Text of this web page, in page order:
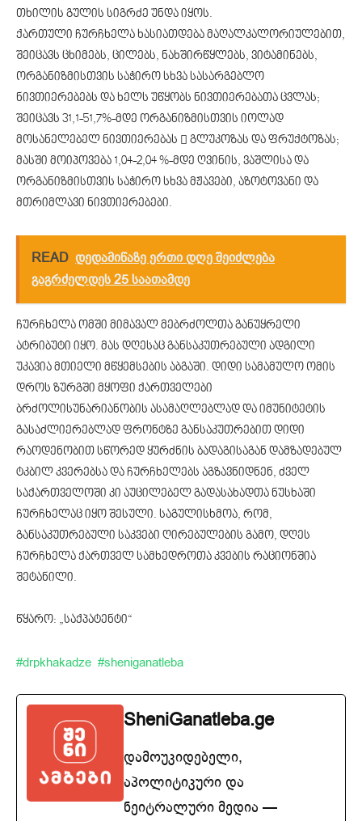
თხილის გულის სიგრძე უნდა იყოს.
ქართული ჩურჩხელა ხასიათდება მაღალკალორიულებით,
შეიცავს ცხიმებს, ცილებს, ნახშირწყლებს, ვიტამინებს,
ორგანიზმისთვის საჭირო სხვა სასარგებლო
ნივთიერებებს და ხელს უწყობს ნივთიერებათა ცვლას;
შეიცავს 31,1-51,7%-მდე ორგანიზმისთვის იოლად
მოსანელებელ ნივთიერებას  გლუკოზას და ფრუქტოზას;
მასში მოიპოვება 1,04-2,04 %-მდე ღვინის, ვაშლისა და
ორგანიზმისთვის საჭირო სხვა მჟავები, აზოტოვანი და
მთრიმლავი ნივთიერებები.
READ დედამიწაზე ერთი დღე შეიძლება
გაგრძელდეს 25 საათამდე
ჩურჩხელა ომში მიმავალ მებრძოლთა განუყრელი
ატრიბუტი იყო. მას დღესაც განსაკუთრებული ადგილი
უკავია მთიელი მწყემსების აბგაში. დიდი სამამულო ომის
დროს ზურგში მყოფი ქართველები
ბრძოლისუნარიანობის ასამაღლებლად და იმუნიტეტის
გასაძლიერებლად ფრონტზე განსაკუთრებით დიდი
რაოდენობით სწორედ ყურძნის ბადაგისაგან დამზადებულ
ტკბილ კვერებსა და ჩურჩხელებს აგზავნიდნენ, ძველ
საქართველოში კი აუცილებელ გადასახადთა ნუსხაში
ჩურჩხელაც იყო შესული. საგულისხმოა, რომ,
განსაკუთრებული საკვები ღირებულების გამო, დღეს
ჩურჩხელა ქართველ სამხედროთა კვების რაციონშია
შეტანილი.
წყარო: „საქპატენტი“
#drpkhakadze #sheniganatleba
SheniGanatleba.ge
დამოუკიდებელი,
აპოლიტიკური და
ნეიტრალური მედია —